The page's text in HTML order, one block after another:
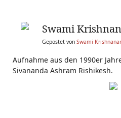
Swami
Gepostet von Swami
Aufnahme aus den 1990er
Sivananda Ashram Rishikesh.